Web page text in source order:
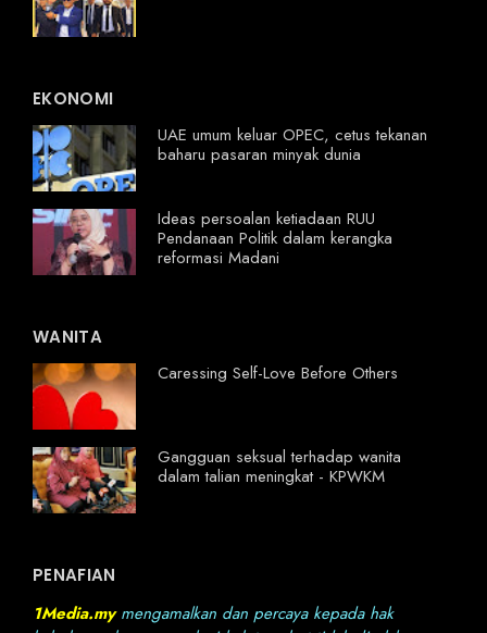
EKONOMI
UAE umum keluar OPEC, cetus tekanan
baharu pasaran minyak dunia
Ideas persoalan ketiadaan RUU
Pendanaan Politik dalam kerangka
reformasi Madani
WANITA
Caressing Self-Love Before Others
Gangguan seksual terhadap wanita
dalam talian meningkat - KPWKM
PENAFIAN
1Media.mymengamalkan dan percaya kepada hak